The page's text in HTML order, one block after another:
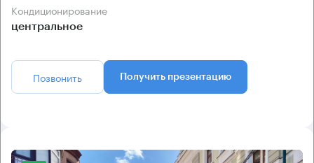
Кондиционирование
центральное
Позвонить Получить презентацию